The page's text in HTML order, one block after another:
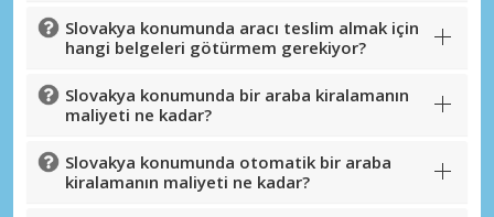
Slovakya konumunda aracı teslim almak için
hangi belgeleri götürmem gerekiyor?
Slovakya konumunda bir araba kiralamanın
maliyeti ne kadar?
Slovakya konumunda otomatik bir araba
kiralamanın maliyeti ne kadar?